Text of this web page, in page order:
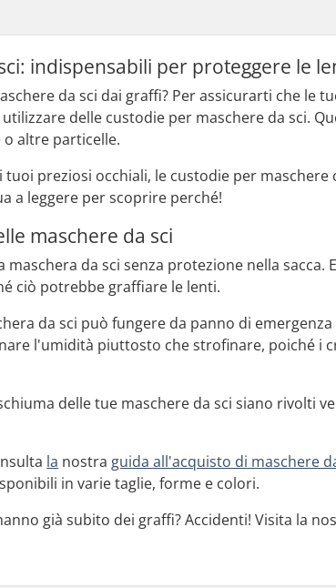
indispensabili per proteggere le
da sci dai graffi? Per assicurarti che le
delle custodie per maschere da sci.
altre particelle.
preziosi occhiali, le custodie per
a leggere per scoprire perché!
maschere da sci
da sci senza protezione nella sacca.
ciò potrebbe graffiare le lenti.
da sci può fungere da panno di
l'umidità piuttosto che strofinare, poiché i
delle tue maschere da sci siano rivolti
la nostra guida all'acquisto di maschere
in varie taglie, forme e colori.
già subito dei graffi? Accidenti! Visita la